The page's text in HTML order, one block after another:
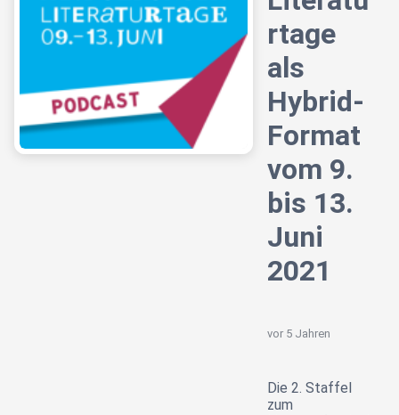
rtage
als
Hybrid-
Format
vom 9.
bis 13.
Juni
2021
vor 5 Jahren
Die 2. Staffel
zum